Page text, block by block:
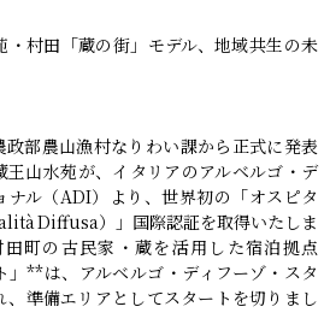
・村田「蔵の街」モデル、地域共生の未
部農山漁村なりわい課から正式に発表
王山水苑が、イタリアのアルベルゴ・デ
ナル（ADI）より、世界初の「オスピタ
Diffusa）」国際認証を取得いたしま
町の古民家・蔵を活用した宿泊拠点
**は、アルベルゴ・ディフーゾ・スタ
、準備エリアとしてスタートを切りまし